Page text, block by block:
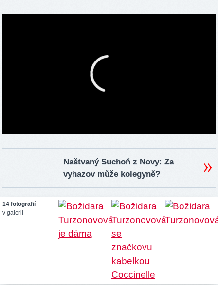
Naštvaný Suchoň z Novy: Za
vyhazov může kolegyně?
14 fotografií
v galerii